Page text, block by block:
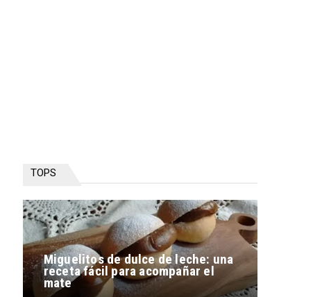
TOPS
Miguelitos de dulce de leche: una
receta fácil para acompañar el
mate